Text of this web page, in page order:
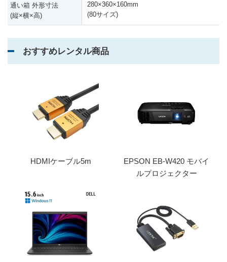
通い箱 外形寸法
(縦×横×高)
280×360×160mm
(80サイズ)
おすすめレンタル商品
HDMIケーブル5m
EPSON EB-W420 モバイ
ルプロジェクター